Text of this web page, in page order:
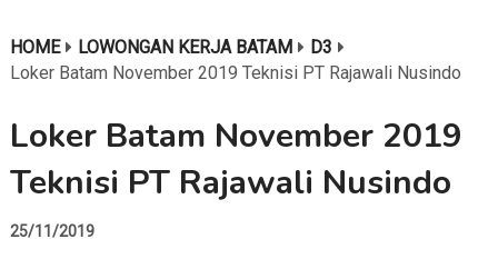
HOME LOWONGAN KERJA BATAM
D3
Loker Batam November 2019 Teknisi PT Rajawali Nusindo
Loker Batam November 2019
Teknisi PT Rajawali Nusindo
25/11/2019